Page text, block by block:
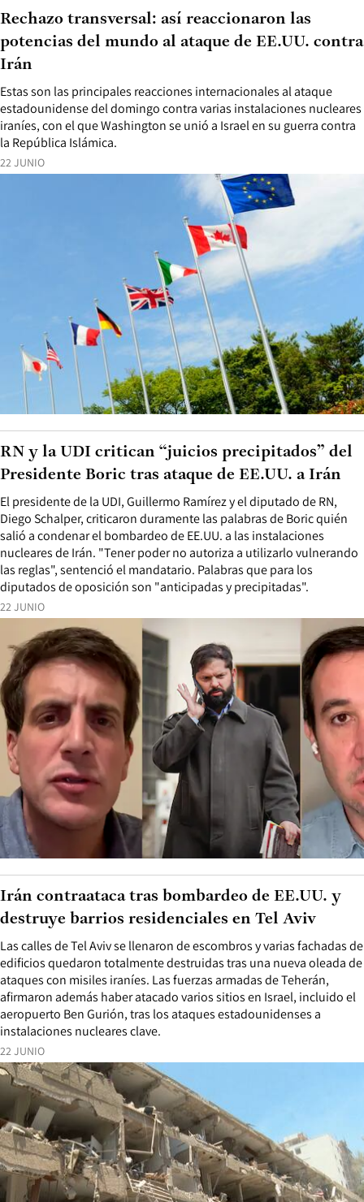
22 JUNIO
Estas son las principales reacciones internacionales al ataque
estadounidense del domingo contra varias instalaciones nucleares
iraníes, con el que Washington se unió a Israel en su guerra contra
la República Islámica.
Rechazo transversal: así reaccionaron las
potencias del mundo al ataque de EE.UU. contra
Irán
22 JUNIO
El presidente de la UDI, Guillermo Ramírez y el diputado de RN,
Diego Schalper, criticaron duramente las palabras de Boric quién
salió a condenar el bombardeo de EE.UU. a las instalaciones
nucleares de Irán. "Tener poder no autoriza a utilizarlo vulnerando
las reglas", sentenció el mandatario. Palabras que para los
diputados de oposición son "anticipadas y precipitadas".
RN y la UDI critican “juicios precipitados” del
Presidente Boric tras ataque de EE.UU. a Irán
22 JUNIO
Las calles de Tel Aviv se llenaron de escombros y varias fachadas de
edificios quedaron totalmente destruidas tras una nueva oleada de
ataques con misiles iraníes. Las fuerzas armadas de Teherán,
afirmaron además haber atacado varios sitios en Israel, incluido el
aeropuerto Ben Gurión, tras los ataques estadounidenses a
instalaciones nucleares clave.
Irán contraataca tras bombardeo de EE.UU. y
destruye barrios residenciales en Tel Aviv